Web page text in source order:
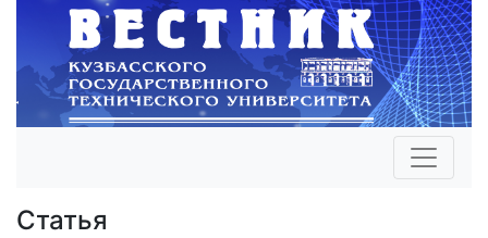
Статья